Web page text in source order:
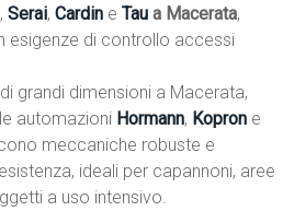
,Serai,Cardin eTau a Macerata,
esigenze di controllo accessi
grandi dimensioni a Macerata,
automazioni Hormann, Kopron e
meccaniche robuste e
ideali per capannoni, aree
a uso intensivo.